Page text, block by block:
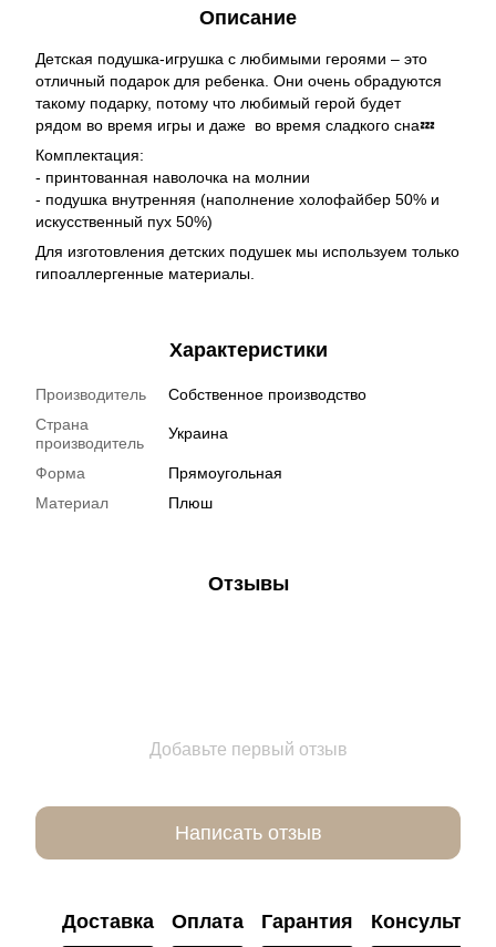
Описание
Детская подушка-игрушка с любимыми героями – это
отличный подарок для ребенка. Они очень обрадуются
такому подарку, потому что любимый герой будет
рядом во время игры и даже во время сладкого сна💤
Комплектация:
- принтованная наволочка на молнии
- подушка внутренняя (наполнение холофайбер 50% и
искусственный пух 50%)
Для изготовления детских подушек мы используем только
гипоаллергенные материалы.
Характеристики
Производитель
Собственное производство
Страна
производитель
Украина
Форма
Прямоугольная
Материал
Плюш
Отзывы
Добавьте первый отзыв
Написать отзыв
Доставка Оплата Гарантия